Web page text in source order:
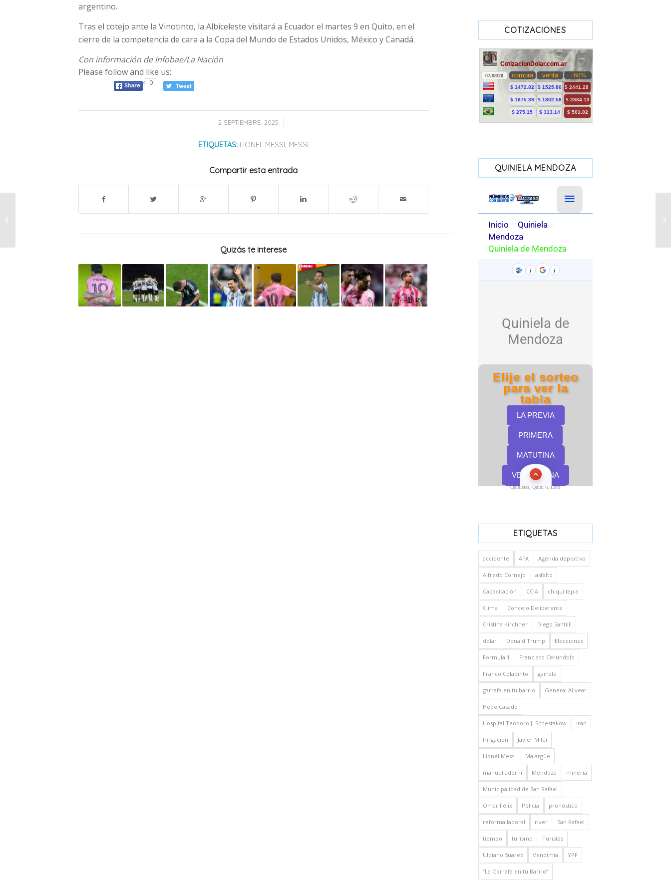
argentino.
Tras el cotejo ante la Vinotinto, la Albiceleste visitará a Ecuador el martes 9 en Quito, en el
cierre de la competencia de cara a la Copa del Mundo de Estados Unidos, México y Canadá.
Con información de Infobae/La Nación
Please follow and like us:
0
2 SEPTIEMBRE, 2025
/
ETIQUETAS: LIONEL MESSI, MESSI
Compartir esta entrada
Quizás te interese
COTIZACIONES
QUINIELA MENDOZA
Quinielas, Quini 6, Loto
ETIQUETAS
accidente AFA Agenda deportiva
Alfredo Cornejo asfalto
Capacitación CCIA chiqui tapia
Clima Concejo Deliberante
Cristina Kirchner Diego Santilli
dolar Donald Trump Elecciones
Formula 1 Francisco Cerúndolo
Franco Colapinto garrafa
garrafa en tu barrio General ALvear
Hebe Casado
Hospital Teodoro J. Schestakow Iran
Irrigación Javier Milei
Lionel Messi Malargüe
manuel adorni Mendoza minería
Municipalidad de San Rafael
Omar Félix Policía pronóstico
reforma laboral river San Rafael
tiempo turismo Turistas
Ulpiano Suarez Vendimia YPF
“La Garrafa en tu Barrio”
Godoy Cruz venció a
visitante en el Torneo